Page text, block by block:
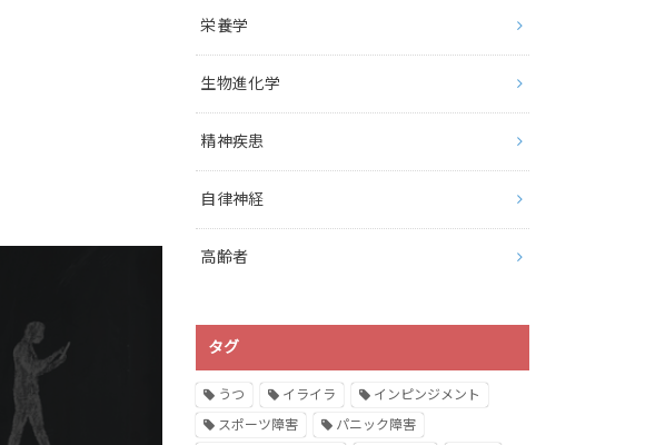
栄養学
生物進化学
精神疾患
自律神経
高齢者
タグ
うつ イライラ
インピンジメント
スポーツ障害
パニック障害